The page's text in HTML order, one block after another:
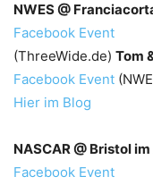
NWES @
Facebook Event
(ThreeWide.de) Tom
Facebook Event
Hier im Blog
NASCAR @ Bristol
Facebook Event